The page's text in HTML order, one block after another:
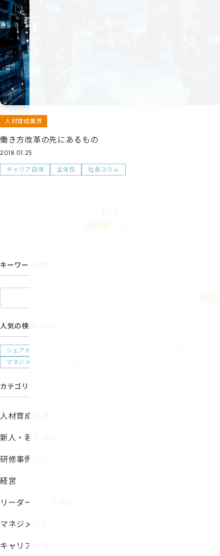
人材育成業界
働き方改革の先にあるもの
2018.01.25
キャリア自律 主体性 社長コラム
キーワード検索
人気の検索ワード
シェアド・リーダーシップ
マネジメント
カテゴリー
人材育成業界
新人・若手育成
研修事例紹介
経営
リーダーシップ開発
マネジメント
キャリア自律